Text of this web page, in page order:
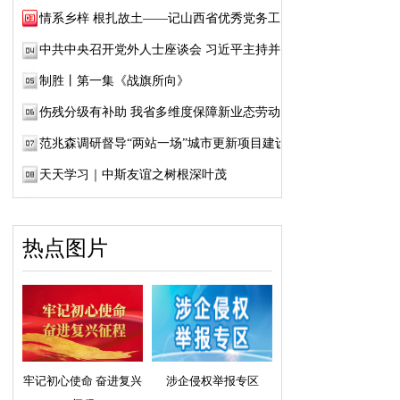
情系乡梓 根扎故土——记山西省优秀党务工作...
中共中央召开党外人士座谈会 习近平主持并发...
制胜丨第一集《战旗所向》
伤残分级有补助 我省多维度保障新业态劳动者...
范兆森调研督导“两站一场”城市更新项目建设
天天学习｜中斯友谊之树根深叶茂
热点图片
牢记初心使命 奋进复兴
涉企侵权举报专区